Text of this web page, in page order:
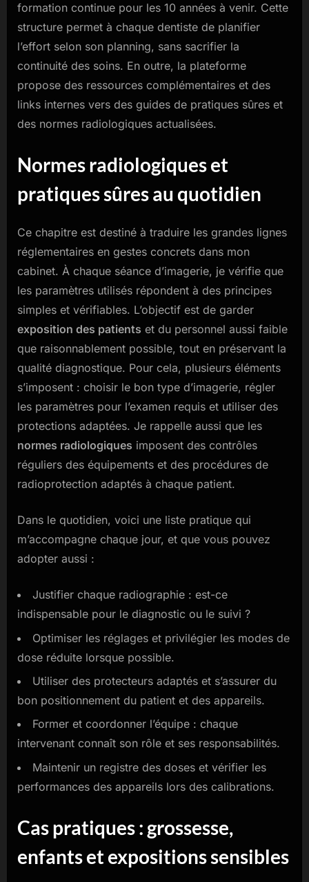
formation continue pour les 10 années à venir. Cette
structure permet à chaque dentiste de planifier
l’effort selon son planning, sans sacrifier la
continuité des soins. En outre, la plateforme
propose des ressources complémentaires et des
links internes vers des guides de pratiques sûres et
des normes radiologiques actualisées.
Normes radiologiques et
pratiques sûres au quotidien
Ce chapitre est destiné à traduire les grandes lignes
réglementaires en gestes concrets dans mon
cabinet. À chaque séance d’imagerie, je vérifie que
les paramètres utilisés répondent à des principes
simples et vérifiables. L’objectif est de garder
exposition des patients et du personnel aussi faible
que raisonnablement possible, tout en préservant la
qualité diagnostique. Pour cela, plusieurs éléments
s’imposent : choisir le bon type d’imagerie, régler
les paramètres pour l’examen requis et utiliser des
protections adaptées. Je rappelle aussi que les
normes radiologiques imposent des contrôles
réguliers des équipements et des procédures de
radioprotection adaptés à chaque patient.
Dans le quotidien, voici une liste pratique qui
m’accompagne chaque jour, et que vous pouvez
adopter aussi :
Justifier chaque radiographie : est-ce
indispensable pour le diagnostic ou le suivi ?
Optimiser les réglages et privilégier les modes de
dose réduite lorsque possible.
Utiliser des protecteurs adaptés et s’assurer du
bon positionnement du patient et des appareils.
Former et coordonner l’équipe : chaque
intervenant connaît son rôle et ses responsabilités.
Maintenir un registre des doses et vérifier les
performances des appareils lors des calibrations.
Cas pratiques : grossesse,
enfants et expositions sensibles